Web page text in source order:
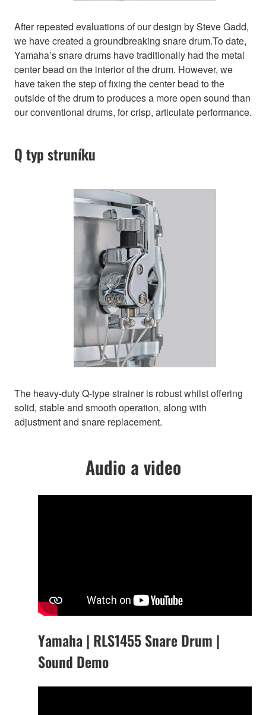
After repeated evaluations of our design by Steve Gadd,
we have created a groundbreaking snare drum.To date,
Yamaha’s snare drums have traditionally had the metal
center bead on the interior of the drum. However, we
have taken the step of fixing the center bead to the
outside of the drum to produces a more open sound than
our conventional drums, for crisp, articulate performance.
Q typ struníku
The heavy-duty Q-type strainer is robust whilst offering
solid, stable and smooth operation, along with
adjustment and snare replacement.
Audio a video
Yamaha | RLS1455 Snare Drum |
Sound Demo